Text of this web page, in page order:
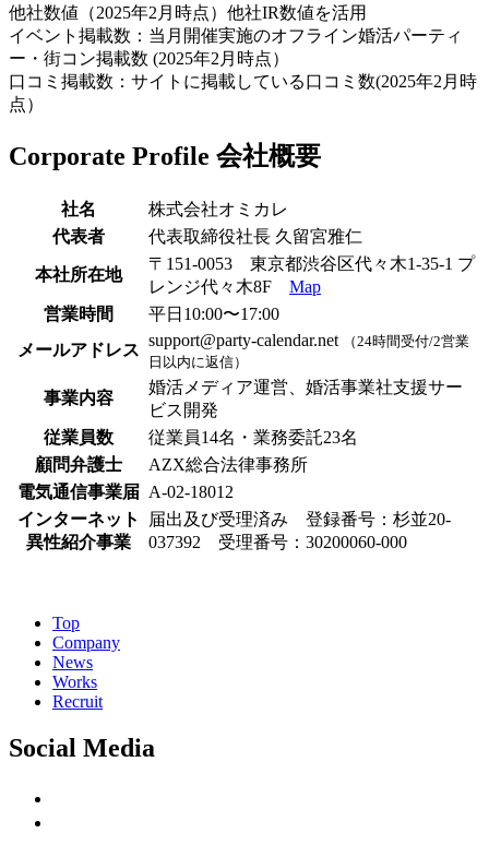
他社数値（2025年2月時点）他社IR数値を活用
イベント掲載数：当月開催実施のオフライン婚活パーティ
ー・街コン掲載数 (2025年2月時点）
口コミ掲載数：サイトに掲載している口コミ数(2025年2月時
点）
Corporate Profile 会社概要
社名
株式会社オミカレ
代表者
代表取締役社長 久留宮雅仁
本社所在地
〒151-0053 東京都渋谷区代々木1-35-1 プ
レンジ代々木8F Map
営業時間
平日10:00〜17:00
メールアドレス
support@party-calendar.net
（24時間受付/2営業
日以内に返信）
事業内容
婚活メディア運営、婚活事業社支援サー
ビス開発
従業員数
従業員14名・業務委託23名
顧問弁護士
AZX総合法律事務所
電気通信事業届 A-02-18012
インターネット
異性紹介事業
届出及び受理済み 登録番号：杉並20-
037392 受理番号：30200060-000
Top
Company
News
Works
Recruit
Social Media